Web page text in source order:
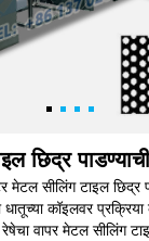
छिद्र
मेटल सीलिंग टाइल छिद्र
धातूच्या कॉइलवर
वापर मेटल सीलिंग